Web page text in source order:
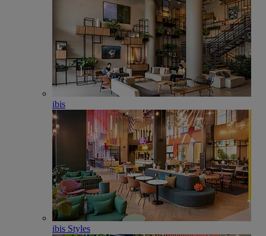
ibis
ibis Styles